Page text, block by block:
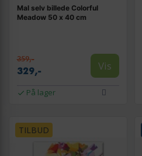
Mal selv billede Colorful
Meadow 50 x 40 cm
359,-
329,- Vis
På lager
TILBUD